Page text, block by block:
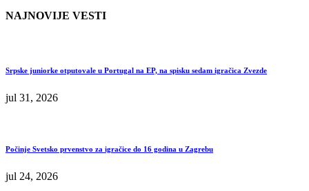
NAJNOVIJE VESTI
Srpske juniorke otputovale u Portugal na EP, na spisku sedam igračica Zvezde
jul 31, 2026
Počinje Svetsko prvenstvo za igračice do 16 godina u Zagrebu
jul 24, 2026